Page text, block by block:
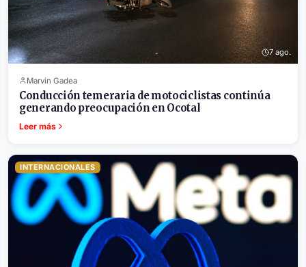
7 ago.
Marvin Gadea
Conducción temeraria de motociclistas continúa
generando preocupación en Ocotal
Leer más
INTERNACIONALES